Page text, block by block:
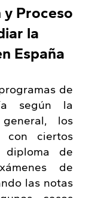
y Proceso
la
España
de
según la
los
con ciertos
diploma de
de
las notas